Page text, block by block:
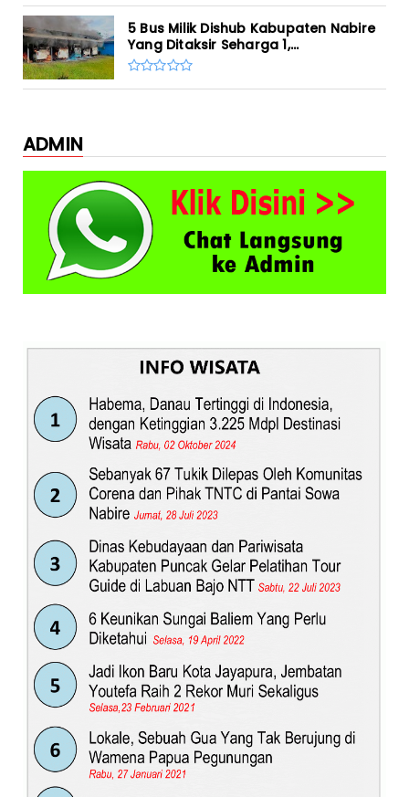
5 Bus Milik Dishub Kabupaten Nabire
Yang Ditaksir Seharga 1,...
ADMIN